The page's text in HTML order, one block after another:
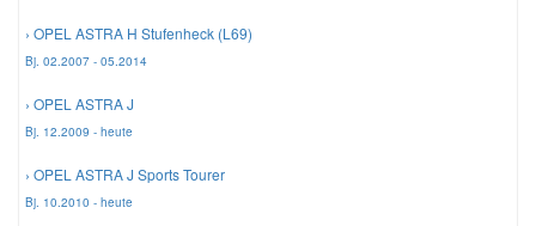
› OPEL ASTRA H Stufenheck (L69)
Bj. 02.2007 - 05.2014
› OPEL ASTRA J
Bj. 12.2009 - heute
› OPEL ASTRA J Sports Tourer
Bj. 10.2010 - heute